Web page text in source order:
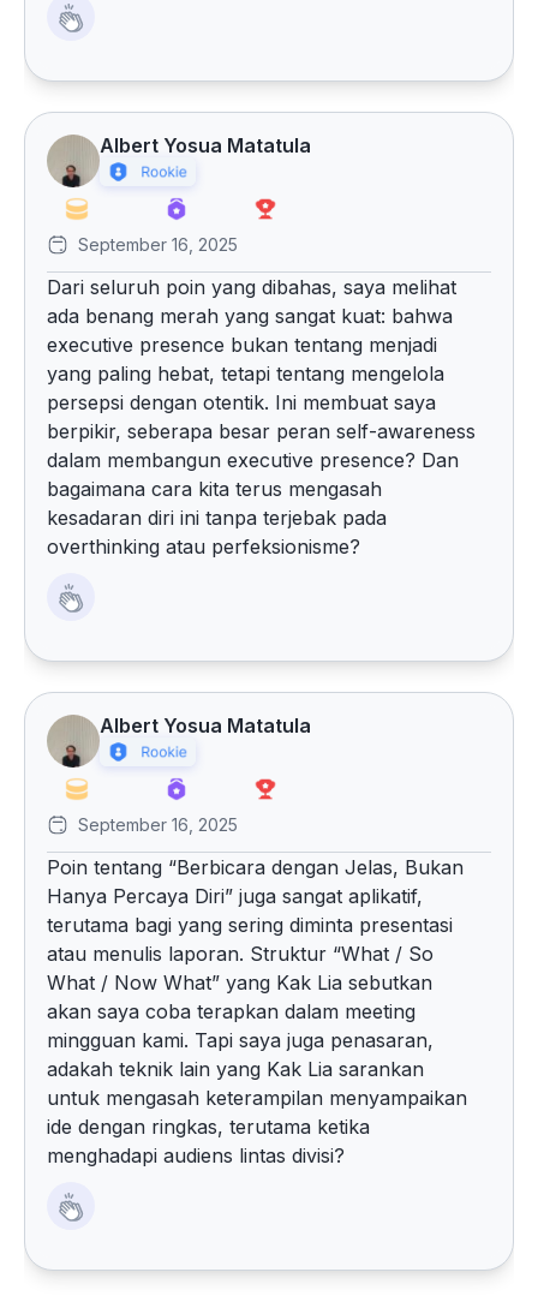
Albert Yosua Matatula
September 16, 2025
Dari seluruh poin yang dibahas, saya melihat
ada benang merah yang sangat kuat: bahwa
executive presence bukan tentang menjadi
yang paling hebat, tetapi tentang mengelola
persepsi dengan otentik. Ini membuat saya
berpikir, seberapa besar peran self-awareness
dalam membangun executive presence? Dan
bagaimana cara kita terus mengasah
kesadaran diri ini tanpa terjebak pada
overthinking atau perfeksionisme?
Albert Yosua Matatula
September 16, 2025
Poin tentang “Berbicara dengan Jelas, Bukan
Hanya Percaya Diri” juga sangat aplikatif,
terutama bagi yang sering diminta presentasi
atau menulis laporan. Struktur “What / So
What / Now What” yang Kak Lia sebutkan
akan saya coba terapkan dalam meeting
mingguan kami. Tapi saya juga penasaran,
adakah teknik lain yang Kak Lia sarankan
untuk mengasah keterampilan menyampaikan
ide dengan ringkas, terutama ketika
menghadapi audiens lintas divisi?